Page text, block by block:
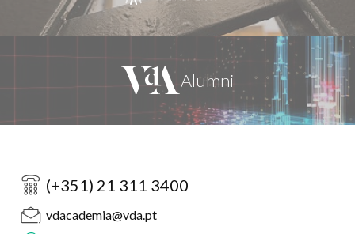
(+351) 21 311 3400
vdacademia@vda.pt